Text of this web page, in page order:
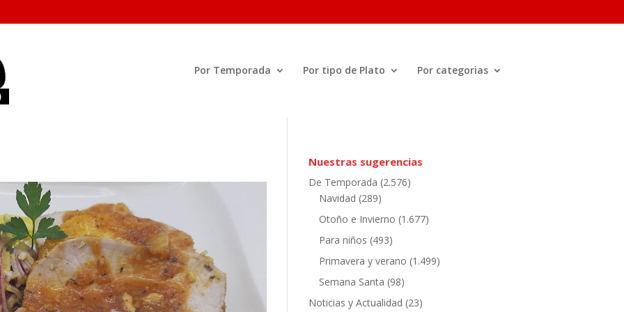
Por Temporada Por tipo de Plato Por categorias
Nuestras sugerencias
De Temporada (2.576)
Navidad (289)
Otoño e Invierno (1.677)
Para niños (493)
Primavera y verano (1.499)
Semana Santa (98)
Noticias y Actualidad (23)